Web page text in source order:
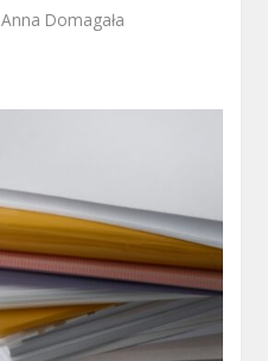
Anna Domagała